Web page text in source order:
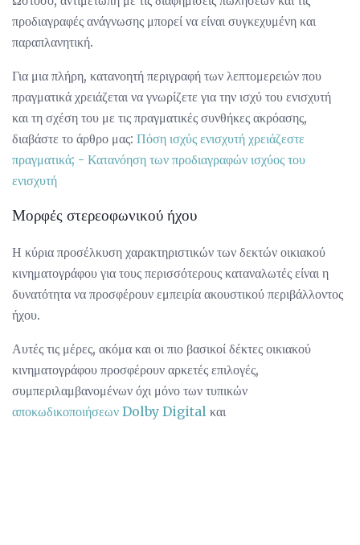
προδιαγραφές ανάγνωσης μπορεί να είναι συγκεχυμένη και
παραπλανητική.
Για μια πλήρη, κατανοητή περιγραφή των λεπτομερειών που
πραγματικά χρειάζεται να γνωρίζετε για την ισχύ του ενισχυτή
και τη σχέση του με τις πραγματικές συνθήκες ακρόασης,
διαβάστε το άρθρο μας: Πόση ισχύς ενισχυτή χρειάζεστε
πραγματικά; - Κατανόηση των προδιαγραφών ισχύος του
ενισχυτή
Μορφές στερεοφωνικού ήχου
Η κύρια προσέλκυση χαρακτηριστικών των δεκτών οικιακού
κινηματογράφου για τους περισσότερους καταναλωτές είναι η
δυνατότητα να προσφέρουν εμπειρία ακουστικού περιβάλλοντος
ήχου.
Αυτές τις μέρες, ακόμα και οι πιο βασικοί δέκτες οικιακού
κινηματογράφου προσφέρουν αρκετές επιλογές,
συμπεριλαμβανομένων όχι μόνο των τυπικών
αποκωδικοποιήσεων Dolby Digital και